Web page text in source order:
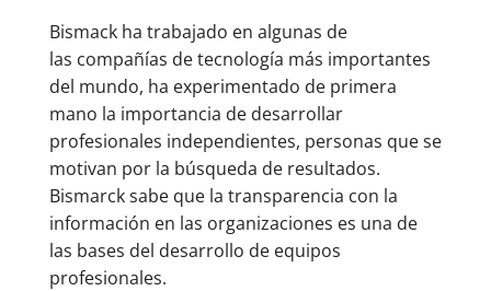
Bismack ha trabajado en algunas de
las compañías de tecnología más importantes
del mundo, ha experimentado de primera
mano la importancia de desarrollar
profesionales independientes, personas que se
motivan por la búsqueda de resultados.
Bismarck sabe que la transparencia con la
información en las organizaciones es una de
las bases del desarrollo de equipos
profesionales.